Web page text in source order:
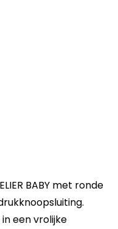
BABY met ronde
een vrolijke